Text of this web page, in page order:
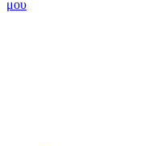
μου